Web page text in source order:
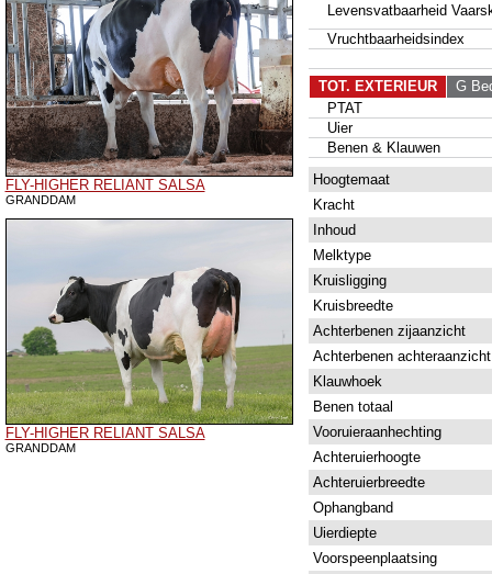
FLY-HIGHER RELIANT SALSA
GRANDDAM
FLY-HIGHER RELIANT SALSA
GRANDDAM
Levensvatbaarheid
Vruchtbaarheidsindex
TOT. EXTERIEUR
G
PTAT
Uier
Benen & Klauwen
Hoogtemaat
Kracht
Inhoud
Melktype
Kruisligging
Kruisbreedte
Achterbenen zijaanzicht
Achterbenen achteraanzicht
Klauwhoek
Benen totaal
Vooruieraanhechting
Achteruierhoogte
Achteruierbreedte
Ophangband
Uierdiepte
Voorspeenplaatsing